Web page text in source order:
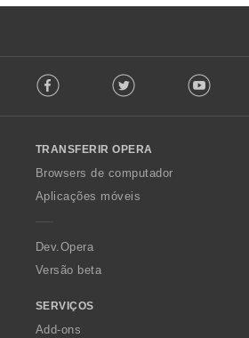
o
w
O
p
a
Facebook Twitter Youtube
TRANSFERIR OPERA
Browsers de computador
Aplicações móveis
Dev.Opera
Versão beta
SERVIÇOS
Add-ons